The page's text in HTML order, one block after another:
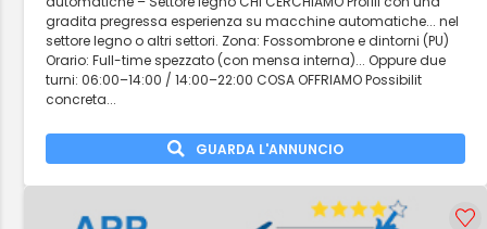
gradita pregressa esperienza su macchine automatiche... nel
settore legno o altri settori. Zona: Fossombrone e dintorni (PU)
Orario: Full-time spezzato (con mensa interna)... Oppure due
turni: 06:00–14:00 / 14:00–22:00 COSA OFFRIAMO Possibilit
concreta...
GUARDA L'ANNUNCIO